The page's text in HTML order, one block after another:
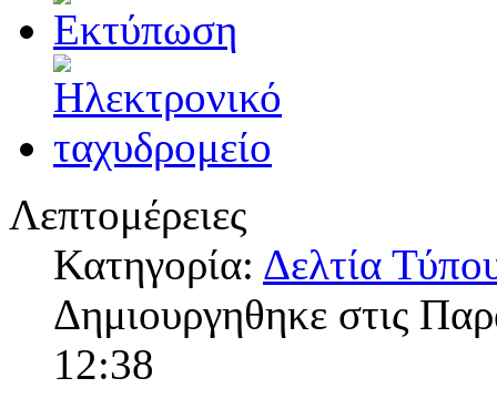
Λεπτομέρειες
Κατηγορία: Δελτία
Δημιουργηθηκε στις
12:38